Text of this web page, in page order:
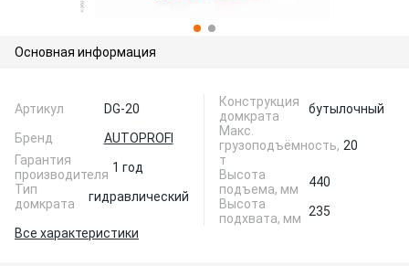
Основная информация
Артикул
DG-20
Бренд
AUTOPROFI
Гарантия
производителя 1 год
Тип
домкрата
гидравлический
Конструкция
домкрата
бутылочный
Макс.
грузоподъёмность,
т
20
Высота
подъема, мм
440
Высота
подхвата, мм
235
Все характеристики